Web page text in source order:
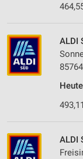
ALDI
ALDI
Messung der
Messung der
Kombinationen
Entwicklung und